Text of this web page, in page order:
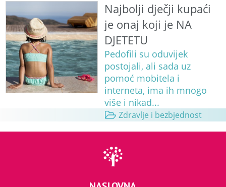
Najbolji dječji kupaći
je onaj koji je NA
DJETETU
Pedofili su oduvijek
postojali, ali sada uz
pomoć mobitela i
interneta, ima ih mnogo
više i nikad...
Zdravlje i bezbjednost